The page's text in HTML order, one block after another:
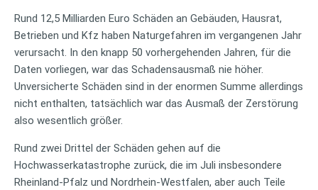
Rund 12,5 Milliarden Euro Schäden an Gebäuden, Hausrat,
Betrieben und Kfz haben Naturgefahren im vergangenen Jahr
verursacht. In den knapp 50 vorhergehenden Jahren, für die
Daten vorliegen, war das Schadensausmaß nie höher.
Unversicherte Schäden sind in der enormen Summe allerdings
nicht enthalten, tatsächlich war das Ausmaß der Zerstörung
also wesentlich größer.
Rund zwei Drittel der Schäden gehen auf die
Hochwasserkatastrophe zurück, die im Juli insbesondere
Rheinland-Pfalz und Nordrhein-Westfalen, aber auch Teile